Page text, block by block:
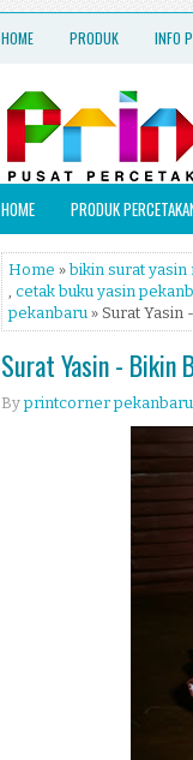
HOME PRODUK INFO
HOME PRODUK
Home »bikin surat yasin
, cetak buku yasin
pekanbaru » Surat Yasin
Surat Yasin - Bikin
Byprintcorner pekanbaru